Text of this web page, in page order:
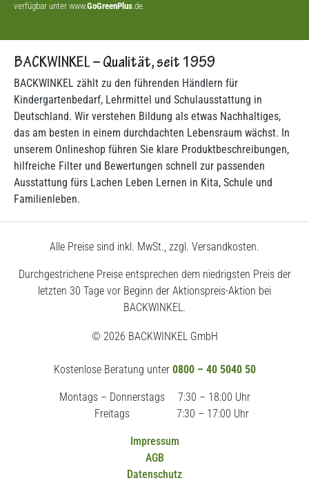
verfügbar unter www.GoGreenPlus.de.
BACKWINKEL – Qualität, seit 1959
BACKWINKEL zählt zu den führenden Händlern für
Kindergartenbedarf, Lehrmittel und Schulausstattung in
Deutschland. Wir verstehen Bildung als etwas Nachhaltiges,
das am besten in einem durchdachten Lebensraum wächst. In
unserem Onlineshop führen Sie klare Produktbeschreibungen,
hilfreiche Filter und Bewertungen schnell zur passenden
Ausstattung fürs Lachen Leben Lernen in Kita, Schule und
Familienleben.
Alle Preise sind inkl. MwSt., zzgl. Versandkosten.
Durchgestrichene Preise entsprechen dem niedrigsten Preis der
letzten 30 Tage vor Beginn der Aktionspreis-Aktion bei
BACKWINKEL.
© 2026 BACKWINKEL GmbH
Kostenlose Beratung unter 0800 – 40 5040 50
Montags – Donnerstags
7:30 – 18:00 Uhr
Freitags
7:30 – 17:00 Uhr
Impressum
AGB
Datenschutz